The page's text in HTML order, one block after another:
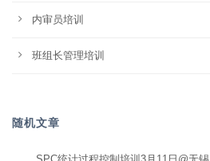
内审员培训
班组长管理培训
随机文章